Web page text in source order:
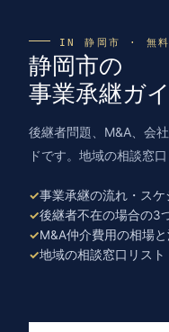
IN 静岡市 · 無料
静岡市の
事業承継ガ
後継者問題、M&A、会
ドです。地域の相談窓
事業承継の流れ・ス
後継者不在の場合の3
M&A仲介費用の相場
地域の相談窓口リスト